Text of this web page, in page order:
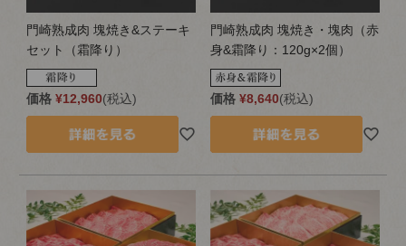
門崎熟成肉 塊焼き&ステーキ
セット（霜降り）
価格 ¥12,960 税込
門崎熟成肉 塊焼き・塊肉（赤
身&霜降り：120g×2個）
価格 ¥8,640 税込